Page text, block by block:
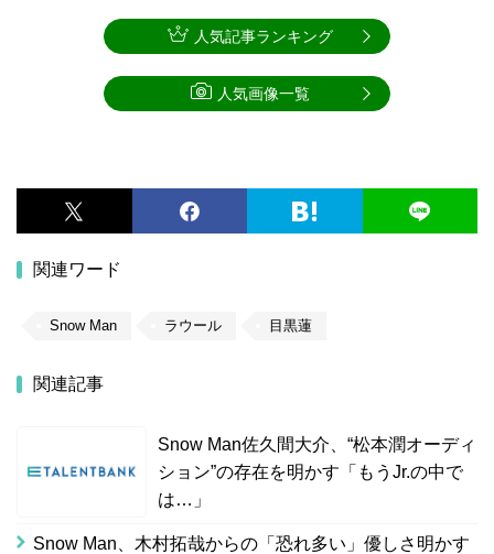
関連ワード
Snow Man ラウール 目黒蓮
関連記事
Snow Man佐久間大介、“松本潤オーディ
ション”の存在を明かす「もうJr.の中で
は…」
Snow Man、木村拓哉からの「恐れ多い」優しさ明かす
人気記事ランキング
人気画像一覧